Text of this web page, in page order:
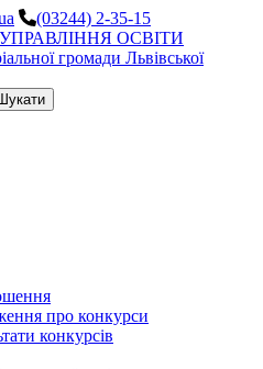
(03244) 2-35-15
про конкурси
конкурсів